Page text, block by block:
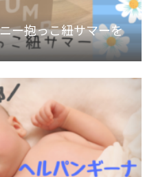
ー抱っこ紐サマーを